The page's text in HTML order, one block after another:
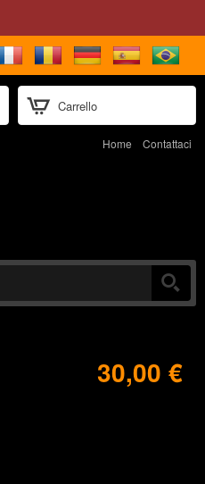
Carrello
Home Contattaci
30,00 €